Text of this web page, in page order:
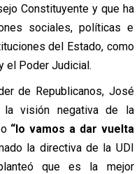
Constituyente y que ha
sociales, políticas e
del Estado, como
el Poder Judicial.
de Republicanos, José
la visión negativa de la
“lo vamos a dar vuelta
la directiva de la UDI
que es la mejor